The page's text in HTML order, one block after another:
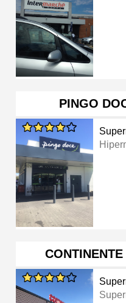
PINGO